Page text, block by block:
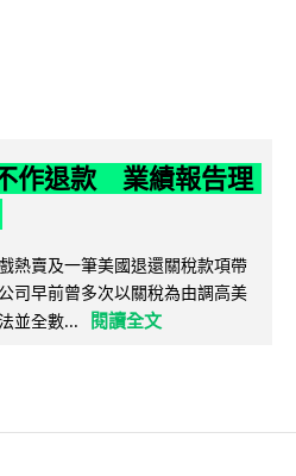
作退款 業績報告理
熱賣及一筆美國退還關稅款項帶
司早前曾多次以關稅為由調高美
並全數...
閱讀全文